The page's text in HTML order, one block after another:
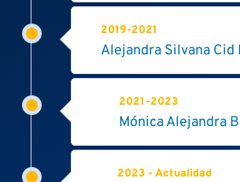
2019-2021
Alejandra Silvana Cid
2021-2023
Mónica Alejandra
2023 - Actualidad